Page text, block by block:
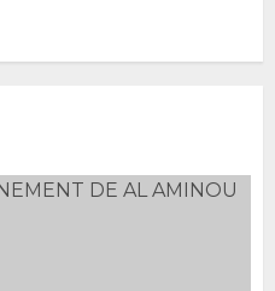
Sonko rassure : «